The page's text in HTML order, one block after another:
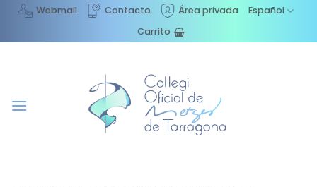
Saltar
contenido
Webmail Contacto Área privada
Español
Carrito